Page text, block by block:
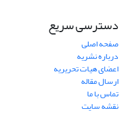
دسترسی سریع
صفحه اصلی
درباره نشریه
اعضای هیات تحریریه
ارسال مقاله
تماس با ما
نقشه سایت